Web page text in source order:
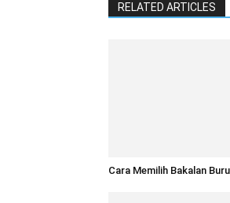
RELATED ARTICLES
Cara Memilih Bakalan